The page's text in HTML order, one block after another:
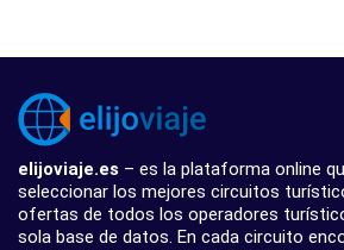
elijoviaje.es – es la plataforma online
seleccionar los mejores circuitos
ofertas de todos los operadores
sola base de datos. En cada circuito